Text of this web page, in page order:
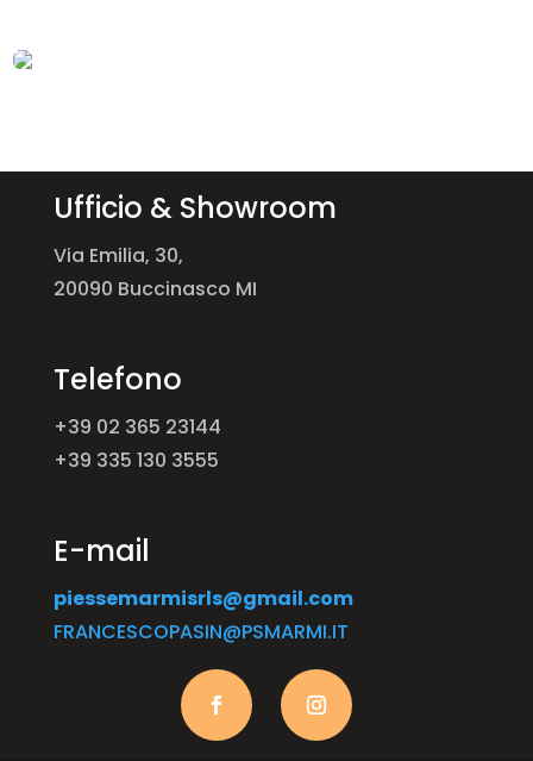
Ufficio & Showroom
Via Emilia, 30,
20090 Buccinasco MI
Telefono
+39 02 365 23144
+39 335 130 3555
E-mail
piessemarmisrls@gmail.com
FRANCESCOPASIN@PSMARMI.IT